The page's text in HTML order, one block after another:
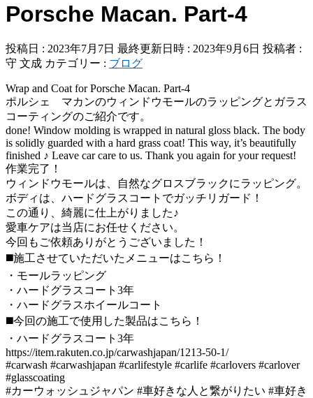
Porsche Macan. Part-4
投稿日 : 2023年7月7日 最終更新日時 : 2023年9月6日 投稿者 :
守 文成 カテゴリー : ブログ
Wrap and Coat for Porsche Macan. Part-4
ポルシェ マカンのウィンドウモールのラッピングとガラス
コーティングのご紹介です。
done! Window molding is wrapped in natural gloss black. The body
is solidly guarded with a hard grass coat! This way, it’s beautifully
finished ♪ Leave car care to us. Thank you again for your request!
作業完了！
ウィンドウモールは、自然なグロスブラックにラッピング。
ボディは、ハードグラスコートでガッチリガード！
この通り、綺麗に仕上がりました♪
愛車ケアは当店にお任せください。
今回もご依頼ありがとうございました！
◼️施工させていただいたメニューはこちら！
・モールラッピング
・ハードグラスコート3年
・ハードグラスホイールコート
◼️今回の施工で使用した製品はこちら！
・ハードグラスコート3年
https://item.rakuten.co.jp/carwashjapan/1213-50-1/
#carwash #carwashjapan #carlifestyle #carlife #carlovers #carlover
#glasscoating
#カーウォッシュジャパン #車好きな人と繋がりたい #車好き